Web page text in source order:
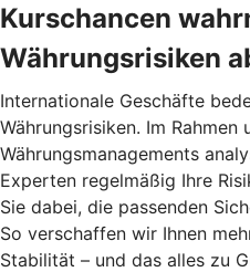
Kurschancen
Währungsrisiken
Internationale Geschäfte
Währungsrisiken. Im Rahmen
Währungsmanagements
Experten regelmäßig Ihre
Sie dabei, die passenden
So verschaffen wir Ihnen
Stabilität – und das alles zu